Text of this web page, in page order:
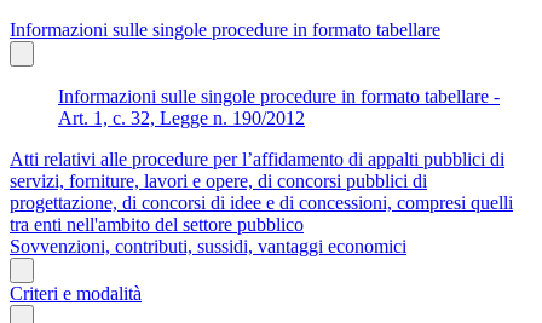
Informazioni sulle singole procedure in formato tabellare
Informazioni sulle singole procedure in formato tabellare -
Art. 1, c. 32, Legge n. 190/2012
Atti relativi alle procedure per l’affidamento di appalti pubblici di
servizi, forniture, lavori e opere, di concorsi pubblici di
progettazione, di concorsi di idee e di concessioni, compresi quelli
tra enti nell'ambito del settore pubblico
Sovvenzioni, contributi, sussidi, vantaggi economici
Criteri e modalità